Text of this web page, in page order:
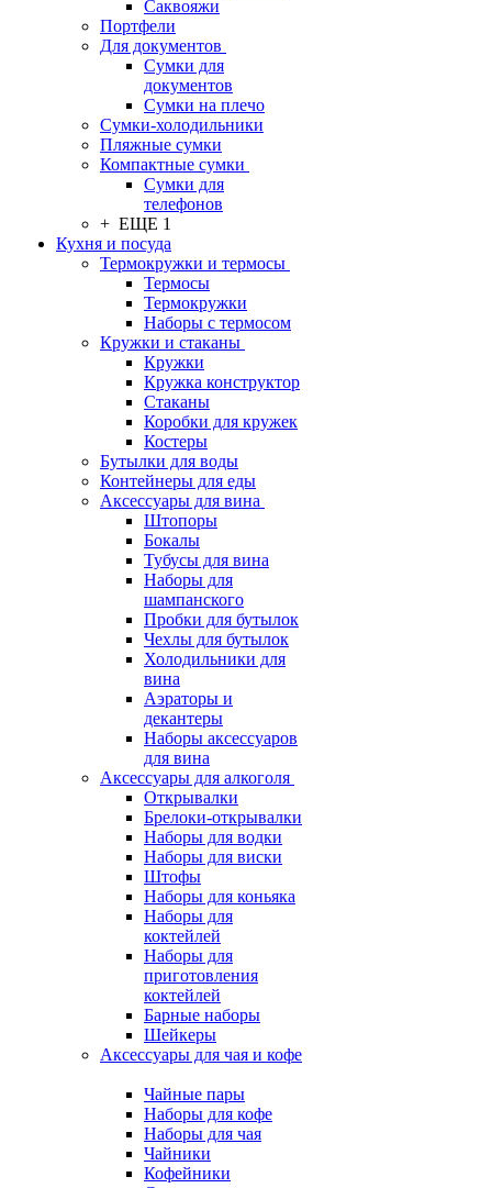
Саквояжи
Портфели
Для документов
Сумки для
документов
Сумки на плечо
Сумки-холодильники
Пляжные сумки
Компактные сумки
Сумки для
телефонов
+ ЕЩЕ 1
Кухня и посуда
Термокружки и термосы
Термосы
Термокружки
Наборы с термосом
Кружки и стаканы
Кружки
Кружка конструктор
Стаканы
Коробки для кружек
Костеры
Бутылки для воды
Контейнеры для еды
Аксессуары для вина
Штопоры
Бокалы
Тубусы для вина
Наборы для
шампанского
Пробки для бутылок
Чехлы для бутылок
Холодильники для
вина
Аэраторы и
декантеры
Наборы аксессуаров
для вина
Аксессуары для алкоголя
Открывалки
Брелоки-открывалки
Наборы для водки
Наборы для виски
Штофы
Наборы для коньяка
Наборы для
коктейлей
Наборы для
приготовления
коктейлей
Барные наборы
Шейкеры
Аксессуары для чая и кофе
Чайные пары
Наборы для кофе
Наборы для чая
Чайники
Кофейники